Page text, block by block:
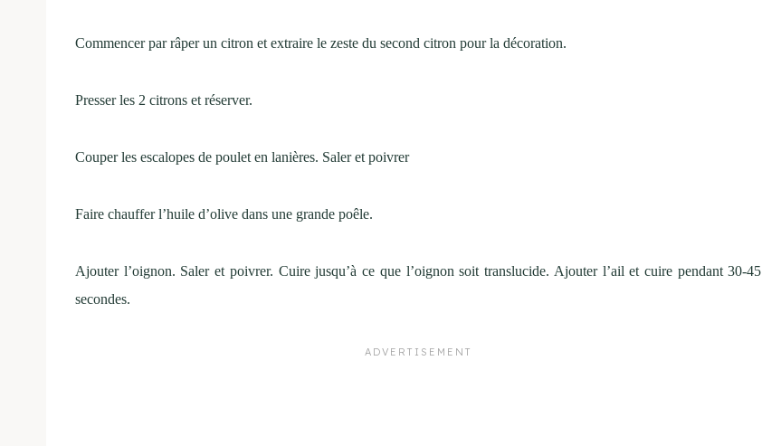
Commencer par râper un citron et extraire le zeste du second citron pour la décoration.
Presser les 2 citrons et réserver.
Couper les escalopes de poulet en lanières. Saler et poivrer
Faire chauffer l’huile d’olive dans une grande poêle.
Ajouter l’oignon. Saler et poivrer. Cuire jusqu’à ce que l’oignon soit translucide. Ajouter l’ail et cuire pendant 30-45
secondes.